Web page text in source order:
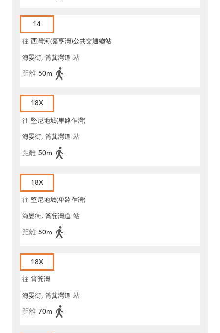
14
往 西灣河(嘉亨灣)公共交通總站
海晏街, 筲箕灣道 站
距離 50m
18X
往 堅尼地城(卑路乍灣)
海晏街, 筲箕灣道 站
距離 50m
18X
往 堅尼地城(卑路乍灣)
海晏街, 筲箕灣道 站
距離 50m
18X
往 筲箕灣
海晏街, 筲箕灣道 站
距離 70m